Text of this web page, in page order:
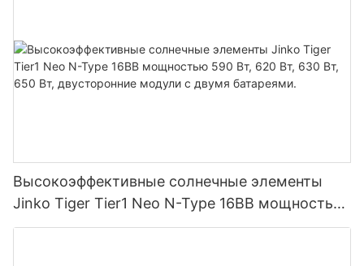
Высокоэффективные солнечные элементы
Jinko Tiger Tier1 Neo N-Type 16BB мощностью
590 Вт, 620 Вт, 630 Вт, 650 Вт, двусторонние